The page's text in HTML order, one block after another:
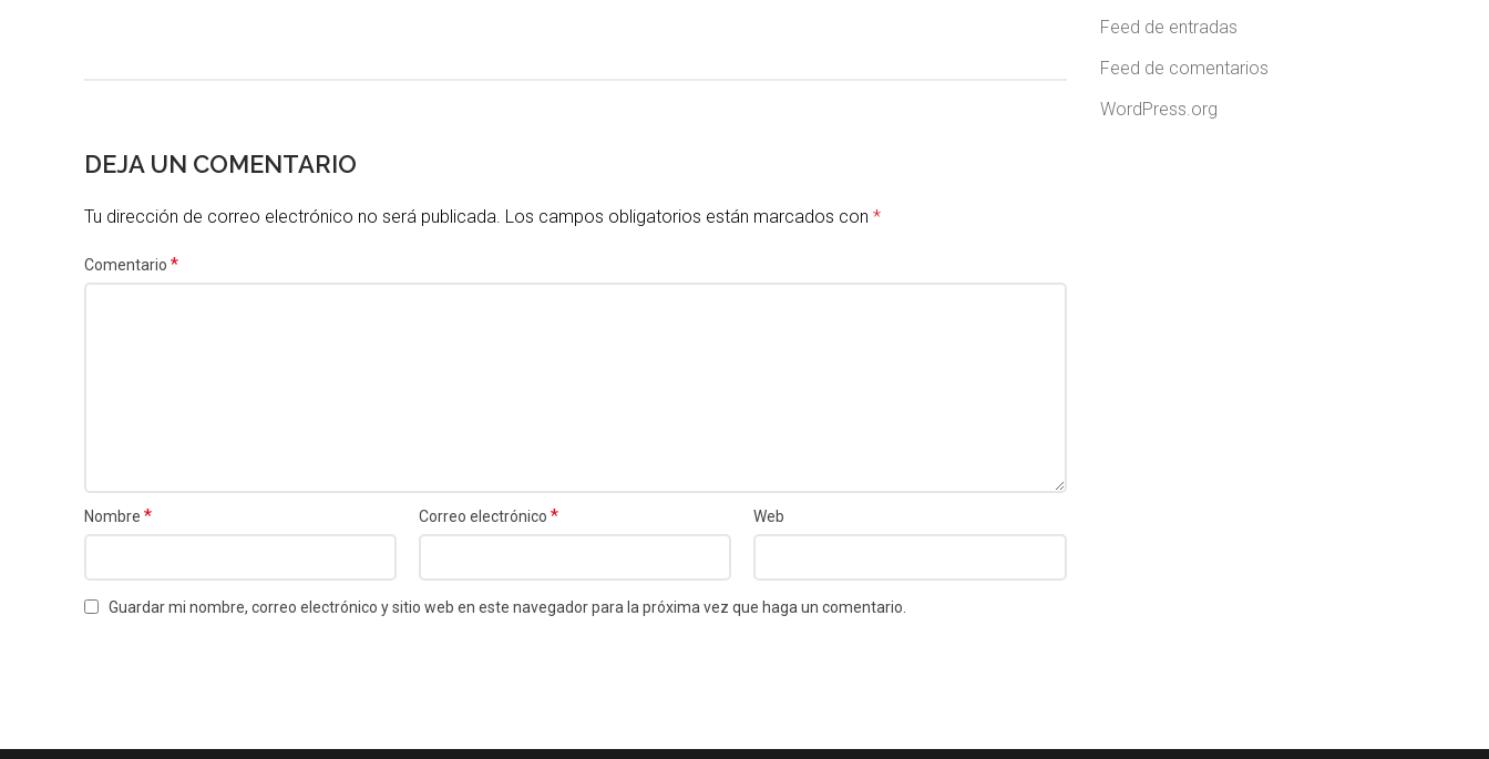
DEJA UN COMENTARIO
Tu dirección de correo electrónico no será publicada. Los campos obligatorios están marcados con *
Comentario *
Nombre * Correo electrónico* Web
Guardar mi nombre, correo electrónico y sitio web en este navegador para la próxima vez que haga un comentario.
Feed de entradas
Feed de comentarios
WordPress.org